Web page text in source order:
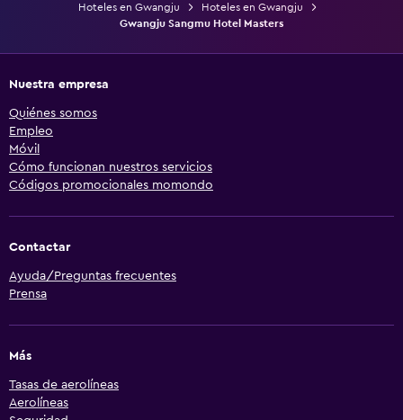
Hoteles en Gwangju
Hoteles en Gwangju
Gwangju Sangmu Hotel Masters
Nuestra empresa
Quiénes somos
Empleo
Móvil
Cómo funcionan nuestros servicios
Códigos promocionales momondo
Contactar
Ayuda/Preguntas frecuentes
Prensa
Más
Tasas de aerolíneas
Aerolíneas